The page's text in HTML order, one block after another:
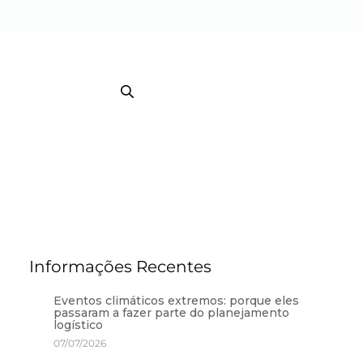
Informações Recentes
Eventos climáticos extremos: porque eles
passaram a fazer parte do planejamento
logístico
07/07/2026